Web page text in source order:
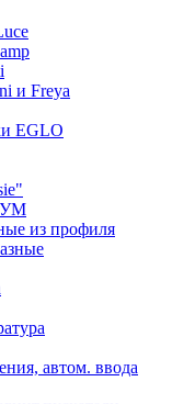
и Freya
EGLO
из профиля
автом. ввода